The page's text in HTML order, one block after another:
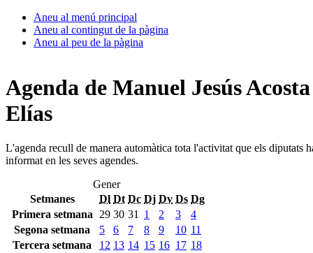
Aneu al menú principal
Aneu al contingut de la pàgina
Aneu al peu de la pàgina
Agenda de Manuel Jesús Acosta
Elías
L'agenda recull de manera automàtica tota l'activitat que els diputats
informat en les seves agendes.
Gener
Setmanes
Dl Dt Dc Dj Dv Ds Dg
Primera setmana
29 30 31 1 2 3
4
Segona setmana
5 6 7 8 9 10 11
Tercera setmana
12 13 14 15 16 17 18